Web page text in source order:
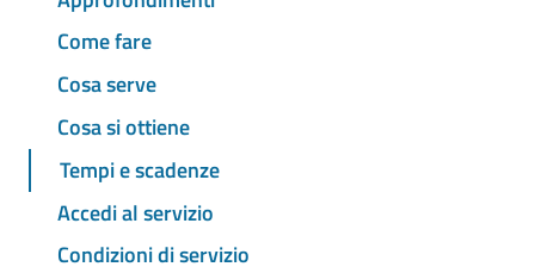
Come fare
Cosa serve
Cosa si ottiene
Tempi e scadenze
Accedi al servizio
Condizioni di servizio